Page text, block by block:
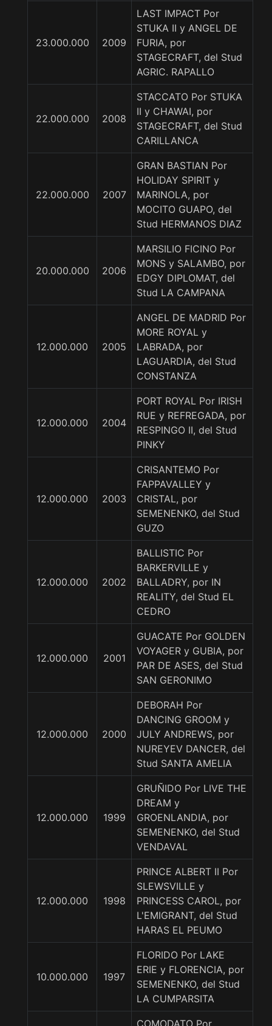
23.000.000 2009
LAST IMPACT Por
STUKA II y ANGEL DE
FURIA, por
STAGECRAFT, del Stud
AGRIC. RAPALLO
22.000.000 2008
STACCATO Por STUKA
II y CHAWAI, por
STAGECRAFT, del Stud
CARILLANCA
22.000.000 2007
GRAN BASTIAN Por
HOLIDAY SPIRIT y
MARINOLA, por
MOCITO GUAPO, del
Stud HERMANOS DIAZ
20.000.000 2006
MARSILIO FICINO Por
MONS y SALAMBO, por
EDGY DIPLOMAT, del
Stud LA CAMPANA
12.000.000 2005
ANGEL DE MADRID Por
MORE ROYAL y
LABRADA, por
LAGUARDIA, del Stud
CONSTANZA
12.000.000 2004
PORT ROYAL Por IRISH
RUE y REFREGADA, por
RESPINGO II, del Stud
PINKY
12.000.000 2003
CRISANTEMO Por
FAPPAVALLEY y
CRISTAL, por
SEMENENKO, del Stud
GUZO
12.000.000 2002
BALLISTIC Por
BARKERVILLE y
BALLADRY, por IN
REALITY, del Stud EL
CEDRO
12.000.000 2001
GUACATE Por GOLDEN
VOYAGER y GUBIA, por
PAR DE ASES, del Stud
SAN GERONIMO
12.000.000 2000
DEBORAH Por
DANCING GROOM y
JULY ANDREWS, por
NUREYEV DANCER, del
Stud SANTA AMELIA
12.000.000 1999
GRUÑIDO Por LIVE THE
DREAM y
GROENLANDIA, por
SEMENENKO, del Stud
VENDAVAL
12.000.000 1998
PRINCE ALBERT II Por
SLEWSVILLE y
PRINCESS CAROL, por
L'EMIGRANT, del Stud
HARAS EL PEUMO
10.000.000 1997
FLORIDO Por LAKE
ERIE y FLORENCIA, por
SEMENENKO, del Stud
LA CUMPARSITA
COMODATO Por